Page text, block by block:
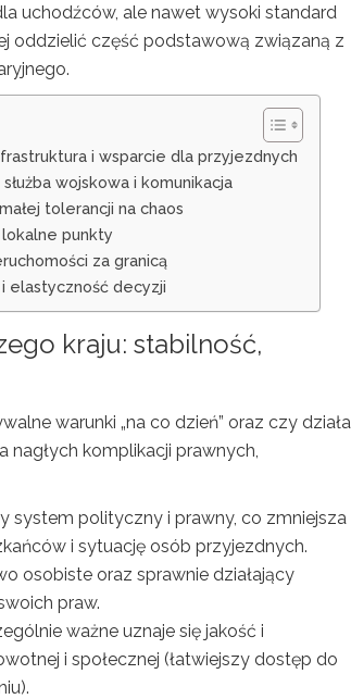
uchodźców, ale nawet wysoki standard
oddzielić część podstawową związaną z
i wsparcie dla przyjezdnych
wojskowa i komunikacja
tolerancji na chaos
punkty
za granicą
elastyczność decyzji
kraju: stabilność,
warunki „na co dzień” oraz czy działa
komplikacji prawnych,
system polityczny i prawny, co zmniejsza
i sytuację osób przyjezdnych.
osobiste oraz sprawnie działający
praw.
ważne uznaje się jakość i
i społecznej (łatwiejszy dostęp do